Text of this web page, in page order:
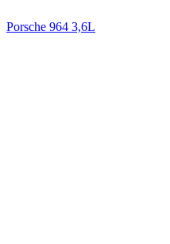
Porsche 964 3,6L